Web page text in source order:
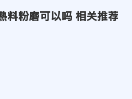
料粉磨可以吗 相关推荐